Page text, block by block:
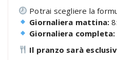
Potrai scegliere la
Giornaliera mattina:
Giornaliera completa:
Il pranzo sarà